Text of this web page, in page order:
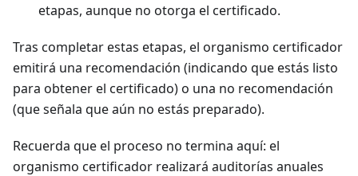
etapas, aunque no otorga el certificado.
Tras completar estas etapas, el organismo certificador
emitirá una recomendación (indicando que estás listo
para obtener el certificado) o una no recomendación
(que señala que aún no estás preparado).
Recuerda que el proceso no termina aquí: el
organismo certificador realizará auditorías anuales